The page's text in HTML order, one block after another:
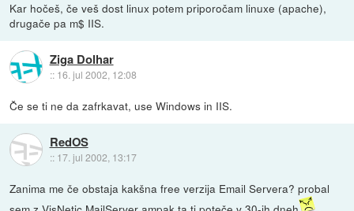
Kar hočeš, če veš dost linux potem priporočam linuxe (apache),
drugače pa m$ IIS.
Ziga Dolhar
:: 16. jul 2002, 12:08
Če se ti ne da zafrkavat, use Windows in IIS.
RedOS
:: 17. jul 2002, 13:17
Zanima me če obstaja kakšna free verzija Email Servera? probal